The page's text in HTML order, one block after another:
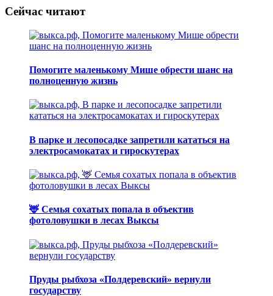
Сейчас читают
Помогите маленькому Мише обрести шанс на
полноценную жизнь
В парке и лесопосадке запретили кататься на
электросамокатах и гироскутерах
🦌 Семья сохатых попала в объектив
фотоловушки в лесах Выксы
Пруды рыбхоза «Полдеревский» вернули
государству